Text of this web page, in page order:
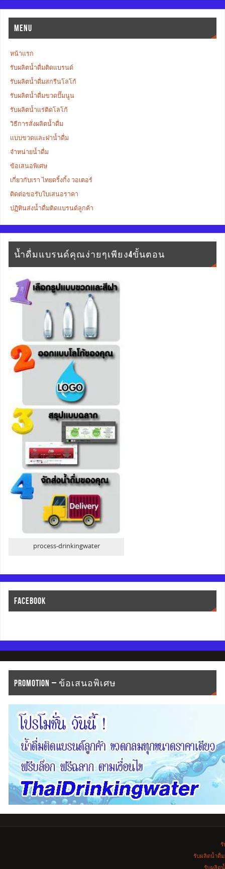
MENU
หน้าแรก
รับผลิตน้ำดื่มติดแบรนด์
รับผลิตน้ำดื่มสกรีนโลโก้
รับผลิตน้ำดื่มขวดปั๊มนูน
รับผลิตน้ำแร่ติดโลโก้
วิธีการสั่งผลิตน้ำดื่ม
แบบขวดและฝาน้ำดื่ม
จำหน่ายน้ำดื่ม
ข้อเสนอพิเศษ
เกี่ยวกับเรา ไทยดริ้งกิ้ง วอเตอร์
ติดต่อขอรับใบเสนอราคา
ปฏิทินส่งน้ำดื่มติดแบรนด์ลูกค้า
น้ำดื่มแบรนด์คุณง่ายๆเพียง4ขั้นตอน
process-drinkingwater
FACEBOOK
PROMOTION – ข้อเสนอพิเศษ
รับผลิตน้ำดื่
รับผลิต